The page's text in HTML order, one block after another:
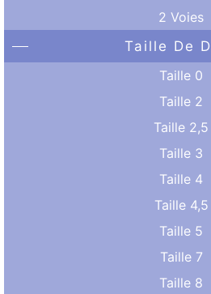
2 Voies
Taille De
Taille 0
Taille 2
Taille 2,5
Taille 3
Taille 4
Taille 4,5
Taille 5
Taille 7
Taille 8